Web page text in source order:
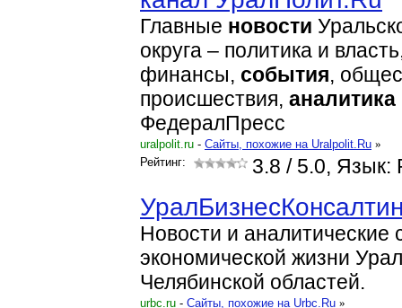
Главные новости
округа – политика и
финансы, события,
происшествия, аналитика
ФедералПресс
uralpolit.ru - Cайты, похожие на Uralpolit.Ru »
Рейтинг:
3.8 / 5.0, Язык:
Новости и аналитические
экономической жизни
Челябинской областей.
urbc.ru - Cайты, похожие на Urbc.Ru »